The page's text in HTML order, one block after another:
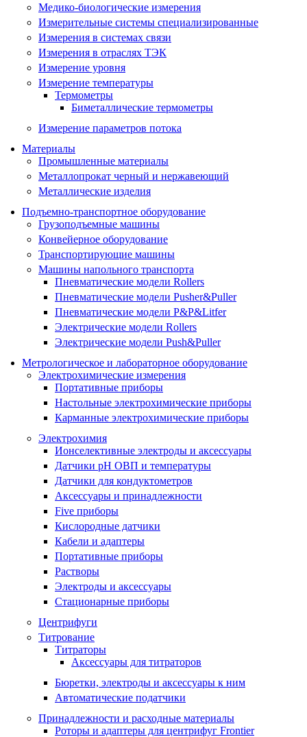
Медико-биологические измерения
Измерительные системы специализированные
Измерения в системах связи
Измерения в отраслях ТЭК
Измерение уровня
Измерение температуры
Термометры
Биметаллические термометры
Измерение параметров потока
Материалы
Промышленные материалы
Металлопрокат черный и нержавеющий
Металлические изделия
Подъемно-транспортное оборудование
Грузоподъемные машины
Конвейерное оборудование
Транспортирующие машины
Машины напольного транспорта
Пневматические модели Rollers
Пневматические модели Pusher&Puller
Пневматические модели P&P&Litfer
Электрические модели Rollers
Электрические модели Push&Puller
Метрологическое и лабораторное оборудование
Электрохимические измерения
Портативные приборы
Настольные электрохимические приборы
Карманные электрохимические приборы
Электрохимия
Ионселективные электроды и аксессуары
Датчики рН ОВП и температуры
Датчики для кондуктометров
Аксессуары и принадлежности
Five приборы
Кислородные датчики
Кабели и адаптеры
Портативные приборы
Растворы
Электроды и аксессуары
Стационарные приборы
Центрифуги
Титрование
Титраторы
Аксессуары для титраторов
Бюретки, электроды и аксессуары к ним
Автоматические податчики
Принадлежности и расходные материалы
Роторы и адаптеры для центрифуг Frontier